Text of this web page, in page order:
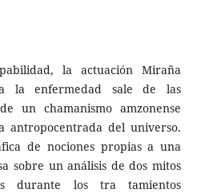
la actuación Miraña
enfermedad sale de las
un chamanismo amzonense
antropocentrada del universo.
de nociones propias a una
sobre un análisis de dos mitos
durante los tra tamientos